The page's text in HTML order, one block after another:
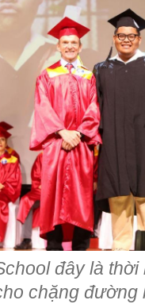
đây là
chặng